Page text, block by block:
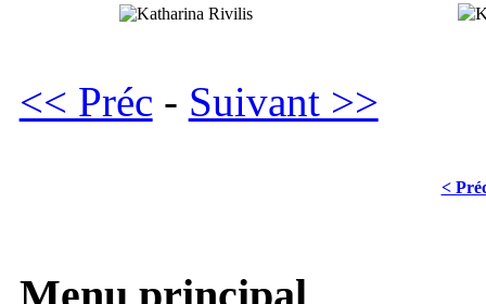
<< Préc - Suivant >>
<